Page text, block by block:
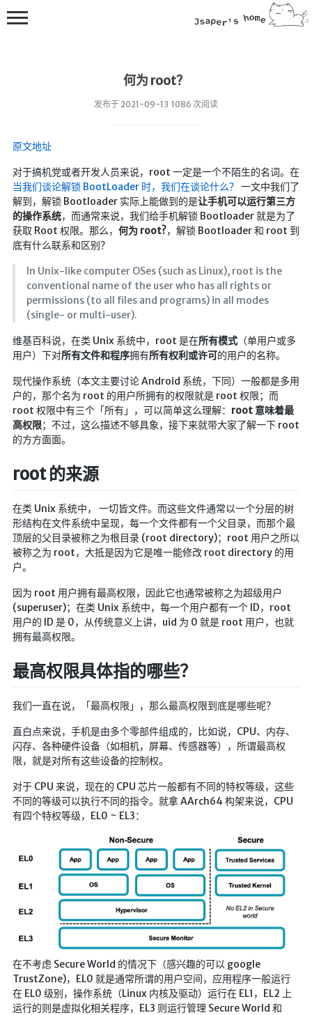
何为 root？
发布于 2021-09-13 1086 次阅读
原文地址
对于搞机党或者开发人员来说，root 一定是一个不陌生的名词。在
当我们谈论解锁 BootLoader 时，我们在谈论什么？ 一文中我们了
解到，解锁 Bootloader 实际上能做到的是让手机可以运行第三方
的操作系统，而通常来说，我们给手机解锁 Bootloader 就是为了
获取 Root 权限。那么， 何为 root?，解锁 Bootloader 和 root 到
底有什么联系和区别？
In Unix-like computer OSes (such as Linux), root is the
conventional name of the user who has all rights or
permissions (to all files and programs) in all modes
(single- or multi-user).
维基百科说，在类 Unix 系统中，root 是在所有模式（单用户或多
用户）下对所有文件和程序拥有所有权利或许可的用户的名称。
现代操作系统（本文主要讨论 Android 系统，下同）一般都是多用
户的，那个名为 root 的用户所拥有的权限就是 root 权限；而
root 权限中有三个「所有」，可以简单这么理解： root 意味着最
高权限；不过，这么描述不够具象，接下来就带大家了解一下 root
的方方面面。
root 的来源
在类 Unix 系统中， 一切皆文件。而这些文件通常以一个分层的树
形结构在文件系统中呈现，每一个文件都有一个父目录，而那个最
顶层的父目录被称之为根目录 (root directory)；root 用户之所以
被称之为 root，大抵是因为它是唯一能修改 root directory 的用
户。
因为 root 用户拥有最高权限，因此它也通常被称之为超级用户
(superuser)；在类 Unix 系统中，每一个用户都有一个 ID，root
用户的 ID 是 0，从传统意义上讲，uid 为 0 就是 root 用户，也就
拥有最高权限。
最高权限具体指的哪些？
我们一直在说，「最高权限」，那么最高权限到底是哪些呢？
直白点来说，手机是由多个零部件组成的，比如说，CPU、内存、
闪存、各种硬件设备（如相机，屏幕、传感器等），所谓最高权
限，就是对所有这些设备的控制权。
对于 CPU 来说，现在的 CPU 芯片一般都有不同的特权等级，这些
不同的等级可以执行不同的指令。就拿 AArch64 构架来说，CPU
有四个特权等级，EL0 ~ EL3：
在不考虑 Secure World 的情况下（感兴趣的可以 google
TrustZone)，EL0 就是通常所谓的用户空间，应用程序一般运行
在 EL0 级别，操作系统（Linux 内核及驱动）运行在 EL1，EL2 上
运行的则是虚拟化相关程序，EL3 则运行管理 Secure World 和
bing壁纸
🔥排行榜
导航站
综合导航
合集网
鱼塘热榜
航拍全景
暗网导航
简易代理
网页代理
网页代理备用
🎬在线影视
影视导航
星视界
影视无广告
在线影视 备用1
在线影视 备用2
在线影视新增
在线影视(失效)
电影下载
视频教程
📺在线电视
视频解析
盒子软件
盒子软件国内下载
软件接口
🎵音乐播放
随便听听
音乐下载
音乐下载2